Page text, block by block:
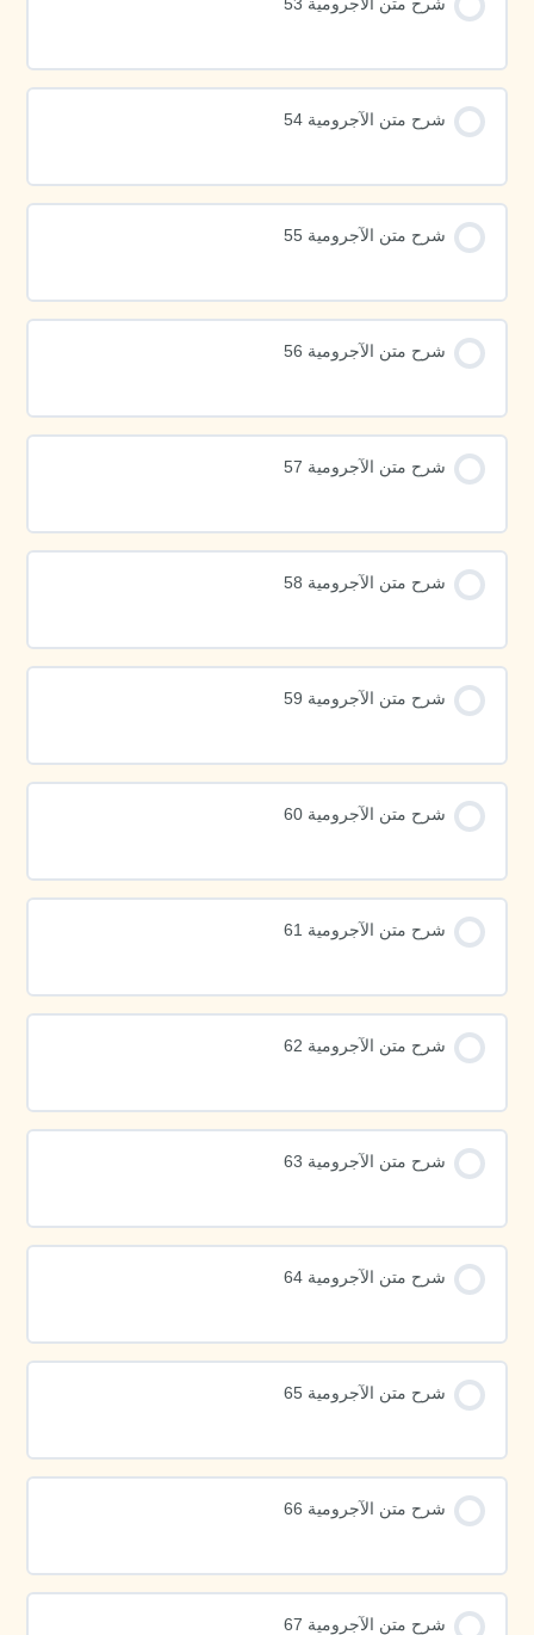
شرح متن الآجرومية 54
شرح متن الآجرومية 55
شرح متن الآجرومية 56
شرح متن الآجرومية 57
شرح متن الآجرومية 58
شرح متن الآجرومية 59
شرح متن الآجرومية 60
شرح متن الآجرومية 61
شرح متن الآجرومية 62
شرح متن الآجرومية 63
شرح متن الآجرومية 64
شرح متن الآجرومية 65
شرح متن الآجرومية 66
شرح متن الآجرومية 67